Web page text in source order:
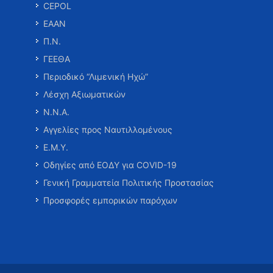
CEPOL
ΕΑΑΝ
Π.Ν.
ΓΕΕΘΑ
Περιοδικό “Λιμενική Ηχώ”
Λέσχη Αξιωματικών
Ν.Ν.Α.
Αγγελίες προς Ναυτιλλομένους
Ε.Μ.Υ.
Οδηγίες από ΕΟΔΥ για COVID-19
Γενική Γραμματεία Πολιτικής Προστασίας
Προσφορές εμπορικών παρόχων